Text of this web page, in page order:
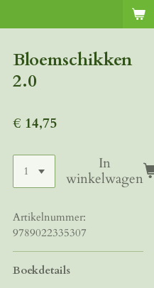
Bloemschikken
2.0
€ 14,75
In
winkelwagen
Artikelnummer:
9789022335307
Boekdetails